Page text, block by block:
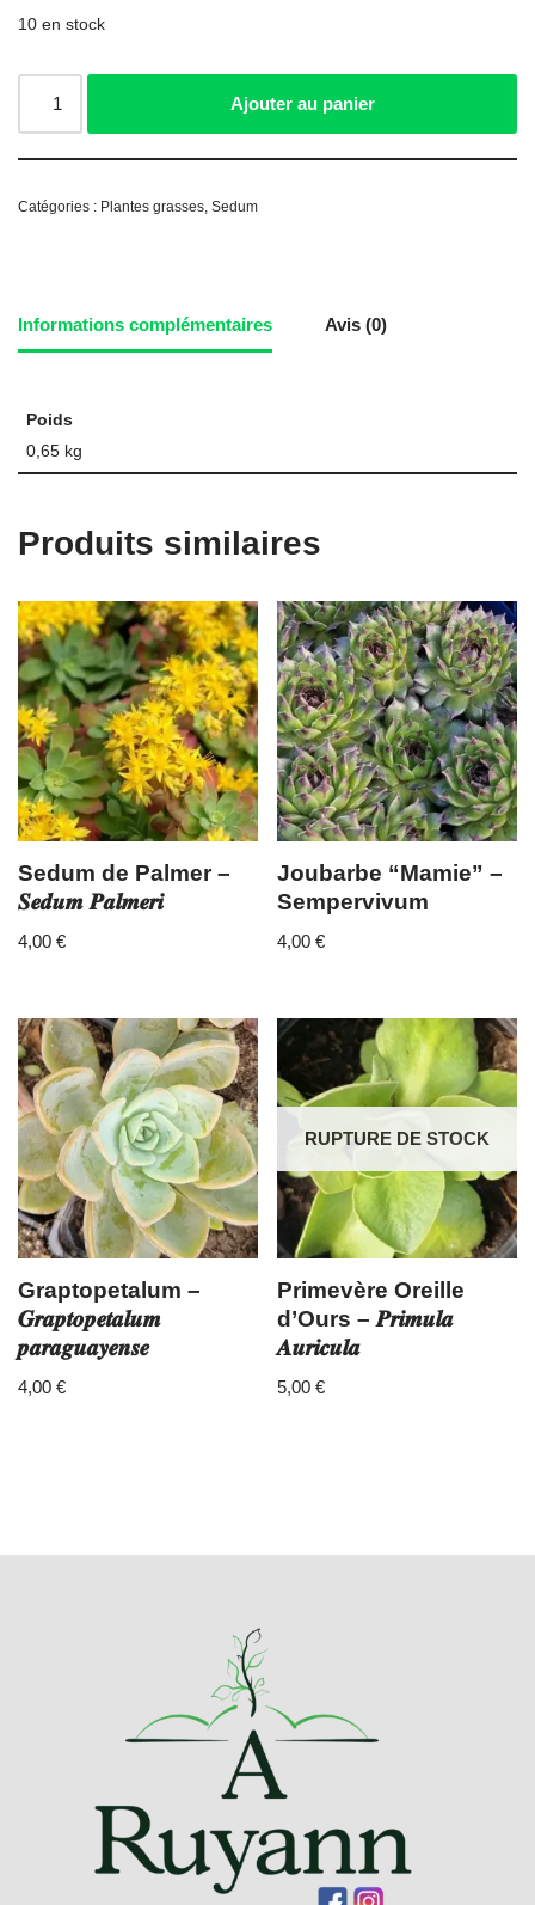
10 en stock
Ajouter au panier
Catégories : Plantes grasses, Sedum
Informations complémentaires Avis (0)
Poids
0,65 kg
Produits similaires
Sedum de Palmer –
𝑺𝒆𝒅𝒖𝒎 𝑷𝒂𝒍𝒎𝒆𝒓𝒊
4,00 €
Joubarbe “Mamie” –
Sempervivum
4,00€
Graptopetalum –
𝑮𝒓𝒂𝒑𝒕𝒐𝒑𝒆𝒕𝒂𝒍𝒖𝒎
𝒑𝒂𝒓𝒂𝒈𝒖𝒂𝒚𝒆𝒏𝒔𝒆
4,00 €
RUPTURE DE STOCK
Primevère Oreille
d’Ours – 𝑷𝒓𝒊𝒎𝒖𝒍𝒂
𝑨𝒖𝒓𝒊𝒄𝒖𝒍𝒂
5,00€